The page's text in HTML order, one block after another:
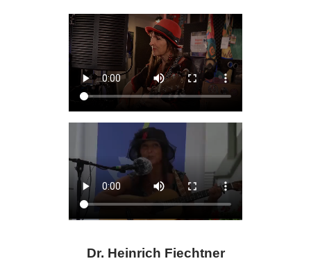
Dr. Heinrich Fiechtner